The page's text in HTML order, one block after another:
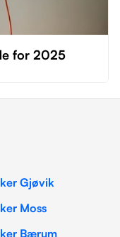
for 2025
Gjøvik
Moss
Bærum